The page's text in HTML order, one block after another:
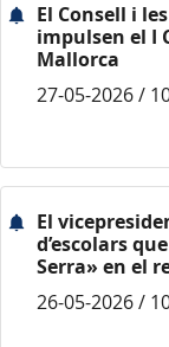
El Consell i
impulsen el I
Mallorca
27-05-2026 /
El
d’escolars
Serra» en el
26-05-2026 /